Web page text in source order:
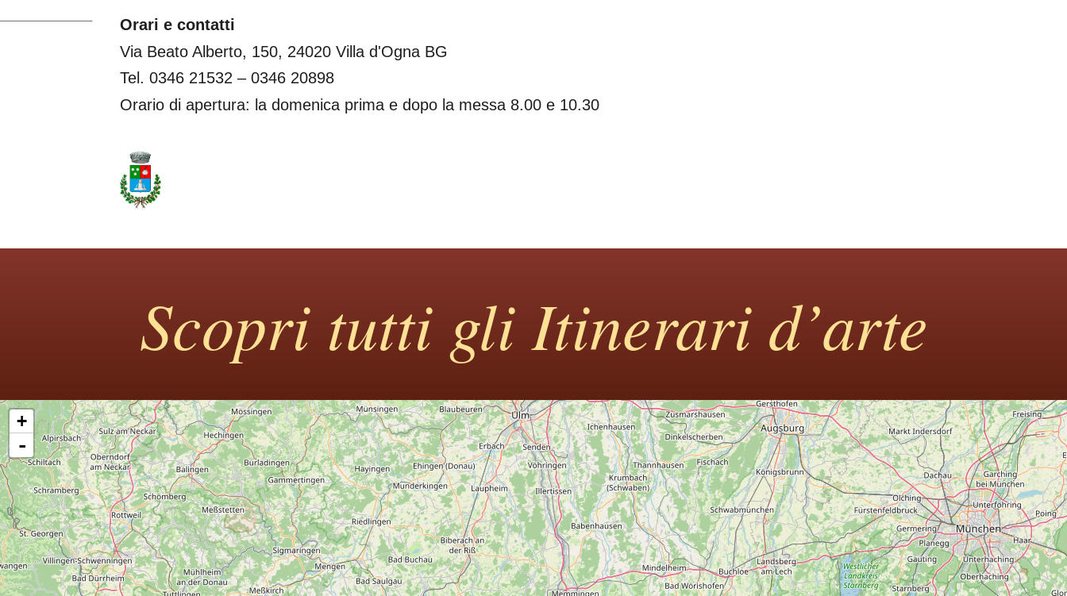
Orari e contatti
Via Beato Alberto, 150, 24020 Villa d'Ogna BG
Tel. 0346 21532 – 0346 20898
Orario di apertura: la domenica prima e dopo la messa 8.00 e 10.30
Scopri tutti gli Itinerari d’arte
+
-